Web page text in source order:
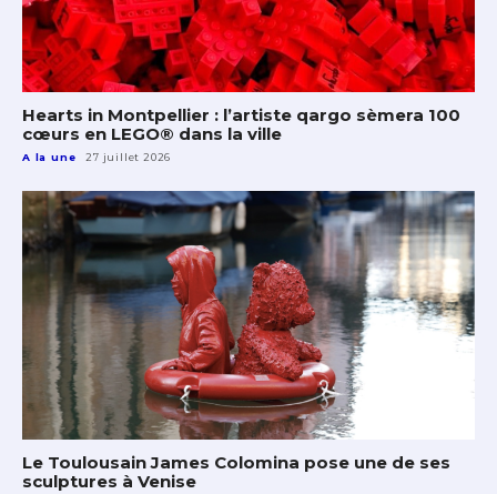
Hearts in Montpellier : l’artiste qargo sèmera 100
cœurs en LEGO® dans la ville
A la une 27 juillet 2026
Le Toulousain James Colomina pose une de ses
sculptures à Venise